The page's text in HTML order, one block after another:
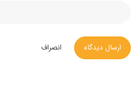
ارسال دیدگاه انصراف